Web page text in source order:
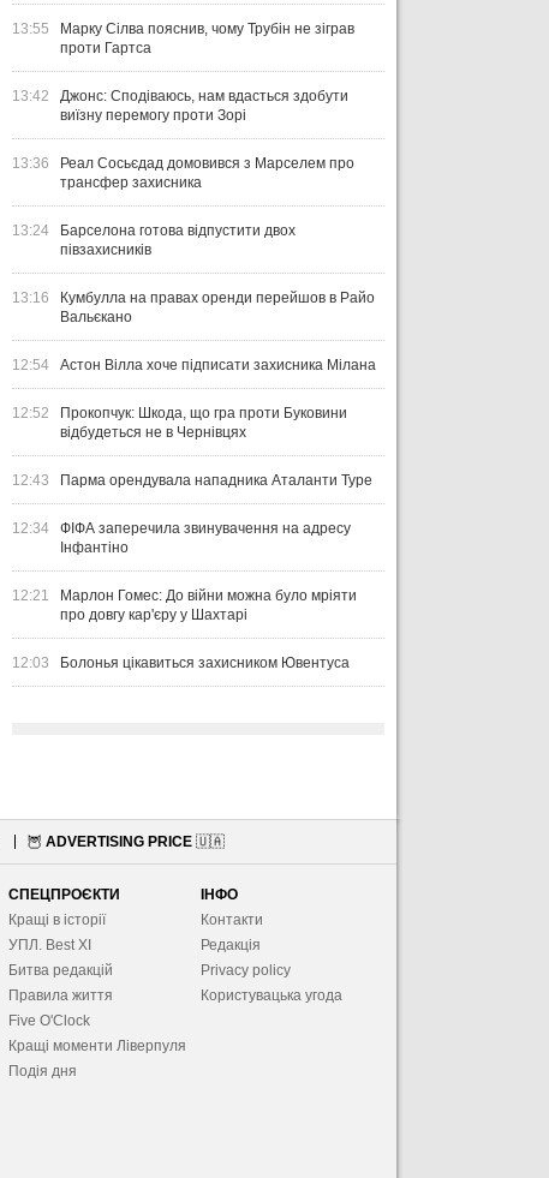
13:55
Марку Сілва пояснив, чому Трубін не зіграв
проти Гартса
13:42
Джонс: Сподіваюсь, нам вдасться здобути
виїзну перемогу проти Зорі
13:36
Реал Сосьєдад домовився з Марселем про
трансфер захисника
13:24
Барселона готова відпустити двох
півзахисників
13:16
Кумбулла на правах оренди перейшов в Райо
Вальєкано
12:54 Астон Вілла хоче підписати захисника Мілана
12:52
Прокопчук: Шкода, що гра проти Буковини
відбудеться не в Чернівцях
12:43 Парма орендувала нападника Аталанти Туре
12:34
ФІФА заперечила звинувачення на адресу
Інфантіно
12:21
Марлон Гомес: До війни можна було мріяти
про довгу кар'єру у Шахтарі
12:03 Болонья цікавиться захисником Ювентуса
🦉 ADVERTISING PRICE 🇺🇦
СПЕЦПРОЄКТИ
Кращі в історії
УПЛ. Best XІ
Битва редакцій
Правила життя
Five O'Clock
Кращі моменти Ліверпуля
Подія дня
ІНФО
Контакти
Редакція
Privacy policy
Користувацька угода